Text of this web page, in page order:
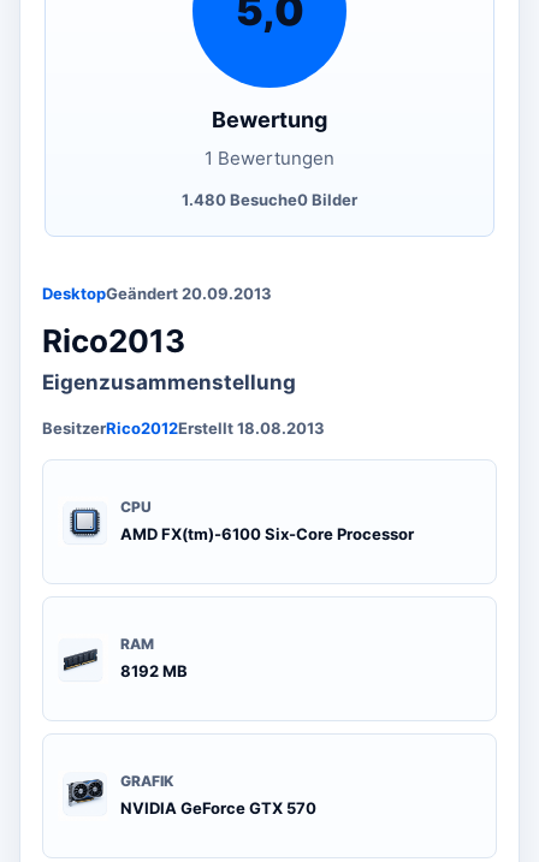
DesktopGeändert 20.09.2013
Rico2013
Eigenzusammenstellung
BesitzerRico2012Erstellt 18.08.2013
CPU
AMD FX(tm)-6100 Six-Core Processor
RAM
8192 MB
GRAFIK
NVIDIA GeForce GTX 570
5,0
Bewertung
1 Bewertungen
1.480 Besuche0 Bilder